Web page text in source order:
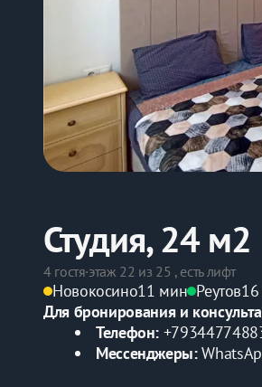
Студия, 24 м2
4 гостя·этаж 22 из 25 , есть лифт
Новокосино11 мин Реутов
Для бронирования и
Телефон:
Мессенджеры: